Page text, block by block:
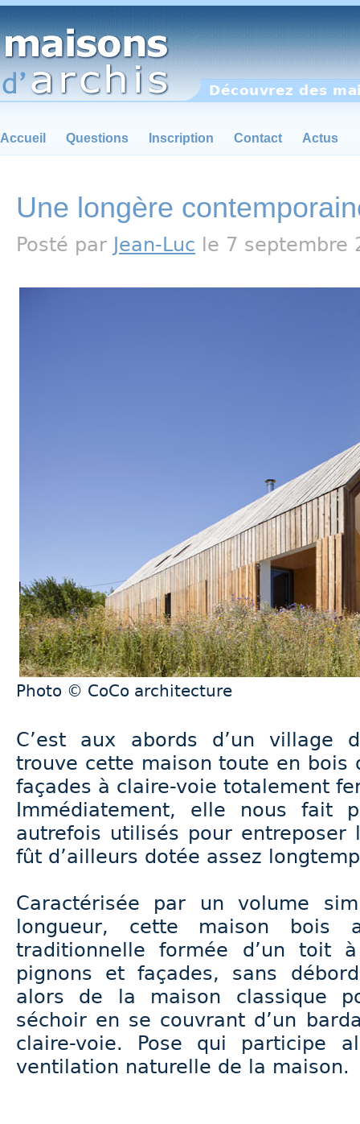
Découvrez des
Accueil Questions Inscription Contact Actus
Une longère
Posté par Jean-Luc le 7 septembre
Photo © CoCo architecture
C’est aux abords d’un village
trouve cette maison toute en bois
façades à claire-voie totalement
Immédiatement, elle nous fait
autrefois utilisés pour
fût d’ailleurs dotée assez
Caractérisée par un volume
longueur, cette maison bois
traditionnelle formée d’un toit
pignons et façades, sans
alors de la maison classique
séchoir en se couvrant d’un
claire-voie. Pose qui participe
ventilation naturelle de la maison.